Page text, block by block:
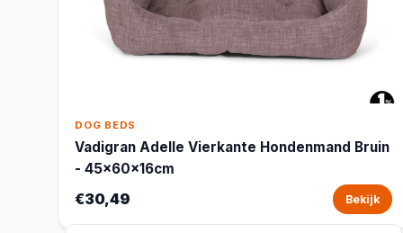
DOG BEDS
Vadigran Adelle Vierkante Hondenmand Bruin
- 45x60x16cm
€30,49 Bekijk